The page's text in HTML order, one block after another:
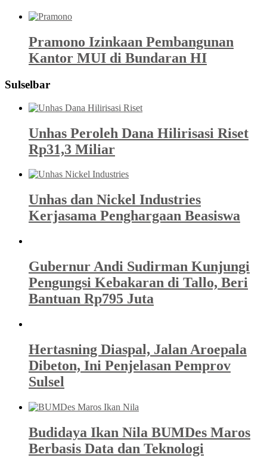
Pramono Izinkaan Pembangunan
Kantor MUI di Bundaran HI
Sulselbar
Unhas Peroleh Dana Hilirisasi Riset
Rp31,3 Miliar
Unhas dan Nickel Industries
Kerjasama Penghargaan Beasiswa
Gubernur Andi Sudirman Kunjungi
Pengungsi Kebakaran di Tallo, Beri
Bantuan Rp795 Juta
Hertasning Diaspal, Jalan Aroepala
Dibeton, Ini Penjelasan Pemprov
Sulsel
Budidaya Ikan Nila BUMDes Maros
Berbasis Data dan Teknologi